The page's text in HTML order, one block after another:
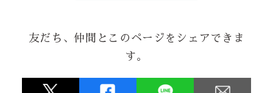
★★★★★
質ともに素晴らしくとても評判が良かったです。
友だち、仲間とこのページをシェアできま
す。